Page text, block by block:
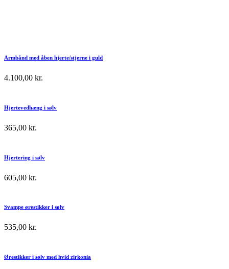
Armbånd med åben hjerte/stjerne i guld
4.100,00 kr.
Hjertevedhæng i sølv
365,00 kr.
Hjertering i sølv
605,00 kr.
Svampe ørestikker i sølv
535,00 kr.
Ørestikker i sølv med hvid zirkonia